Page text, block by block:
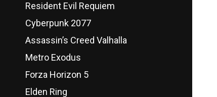
Resident Evil Requiem
Cyberpunk 2077
Assassin’s Creed Valhalla
Metro Exodus
Forza Horizon 5
Elden Ring